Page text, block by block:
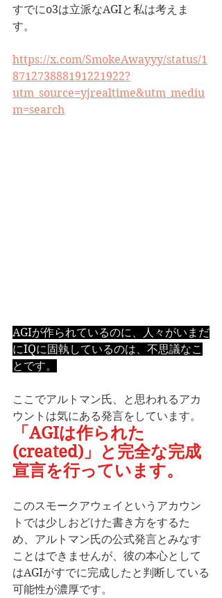
すでにo3は立派なAGIと私は考えま
す。
https://x.com/SmokeAwayyy/status/1
871273888191221922?
utm_source=yjrealtime&utm_mediu
m=search
AGIが作られているのに、人々がいまだ
にIQに固執しているのは、不思議なこ
とです。
ここでアルトマン氏、と思われるアカ
ウントは気にある発言をしています。
「AGIは作られた
(created)」と完全な完成
宣言を行っています。
このスモークアウェイというアカウン
トでは少しおどけた書き方をするた
め、アルトマン氏の公式発言とみなす
ことはできませんが、彼の本心として
はAGIがすでに完成したと判断している
可能性が濃厚です。